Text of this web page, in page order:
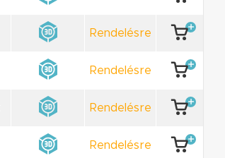
Rendelésre
Rendelésre
Rendelésre
Rendelésre